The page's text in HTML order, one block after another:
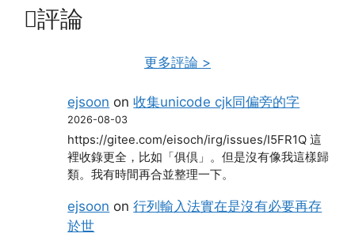
評論
更多評論 >
ejsoon on收集unicode cjk同偏旁的字
2026-08-03
https://gitee.com/eisoch/irg/issues/I5FR1Q 這
裡收錄更全，比如「俱倶」。但是沒有像我這樣歸
類。我有時間再合並整理一下。
ejsoon on行列輸入法實在是沒有必要再存
於世